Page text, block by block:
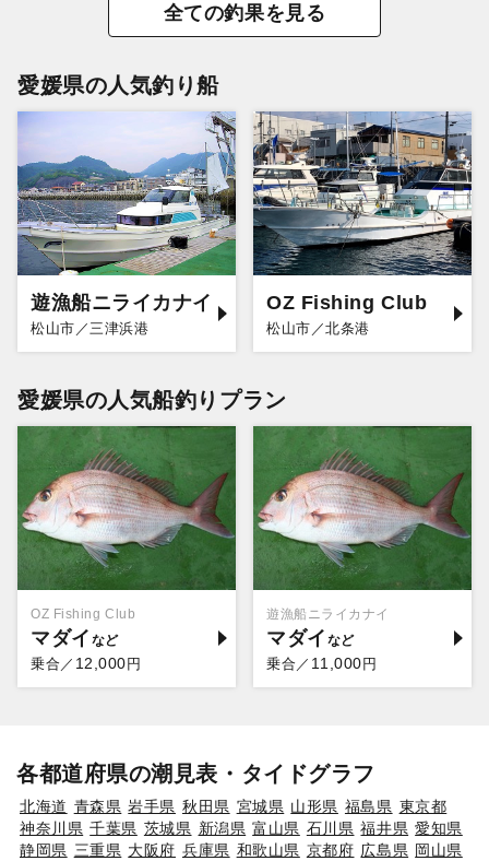
全ての釣果を見る
愛媛県の人気釣り船
遊漁船ニライカナイ
松山市／三津浜港
OZ Fishing Club
松山市／北条港
愛媛県の人気船釣りプラン
OZ Fishing Club
マダイ
乗合／ 12,000円
遊漁船ニライカナイ
マダイ
乗合／ 11,000円
各都道府県の潮見表・タイドグラフ
北海道 青森県 岩手県 秋田県 宮城県 山形県 福島県 東京都
神奈川県 千葉県 茨城県 新潟県 富山県 石川県 福井県 愛知県
静岡県 三重県 大阪府 兵庫県 和歌山県 京都府 広島県 岡山県